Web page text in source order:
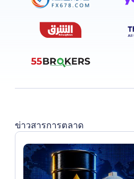
ข่าวสารการตลาด